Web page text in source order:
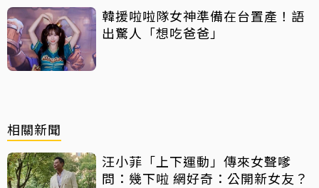
韓援啦啦隊女神準備在台置產！語
出驚人「想吃爸爸」
相關新聞
汪小菲「上下運動」傳來女聲嗲
問：幾下啦 網好奇：公開新女友？